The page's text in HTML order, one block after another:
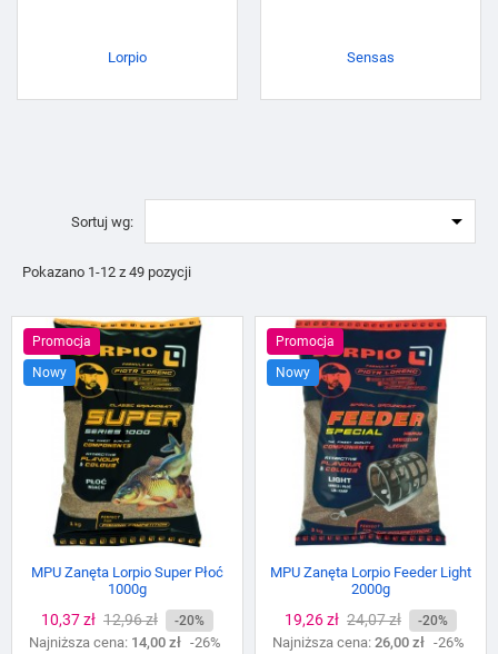
Lorpio Sensas
Sortuj wg: 
Pokazano 1-12 z 49 pozycji
Promocja
Nowy
MPU Zanęta Lorpio Super Płoć
1000g
Cena
10,37 zł Cena
podstawowa
12,96 zł -20%
Najniższa cena: 14,00 zł -26%
Promocja
Nowy
MPU Zanęta Lorpio Feeder Light
2000g
Cena
19,26 zł Cena
podstawowa
24,07 zł -20%
Najniższa cena: 26,00 zł -26%